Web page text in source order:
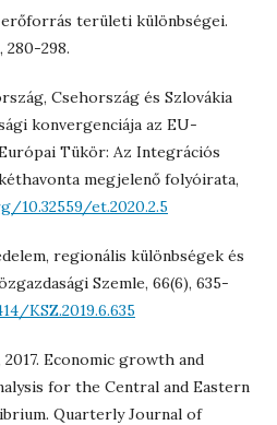
erőforrás területi különbségei.
280-298.
Csehország és Szlovákia
konvergenciája az EU-
Tükör: Az Integrációs
megjelenő folyóirata,
et.2020.2.5
regionális különbségek és
Szemle, 66(6), 635-
KSZ.2019.6.635
2017. Economic growth and
for the Central and Eastern
Quarterly Journal of